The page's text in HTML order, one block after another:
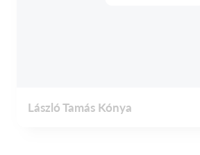
László Tamás Kónya